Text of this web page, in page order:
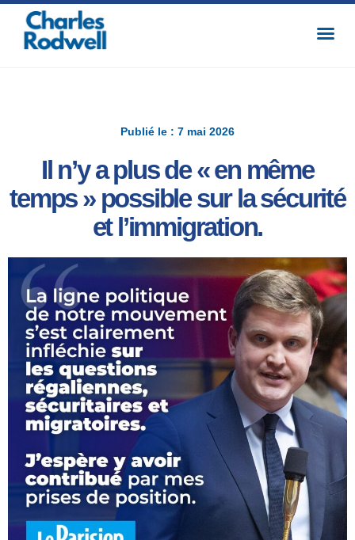
Publié le : 7 mai 2026
Il n’y a plus de « en même
temps » possible sur la sécurité
et l’immigration.